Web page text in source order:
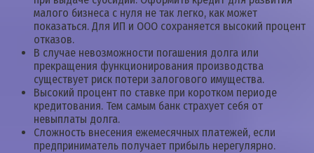
малого бизнеса с нуля не так легко, как может
показаться. Для ИП и ООО сохраняется высокий процент
отказов.
В случае невозможности погашения долга или
прекращения функционирования производства
существует риск потери залогового имущества.
Высокий процент по ставке при коротком периоде
кредитования. Тем самым банк страхует себя от
невыплаты долга.
Сложность внесения ежемесячных платежей, если
предприниматель получает прибыль нерегулярно.